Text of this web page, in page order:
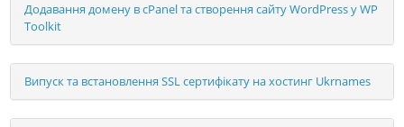
Додавання домену в cPanel та створення сайту WordPress у WP
Toolkit
Випуск та встановлення SSL сертифікату на хостинг Ukrnames